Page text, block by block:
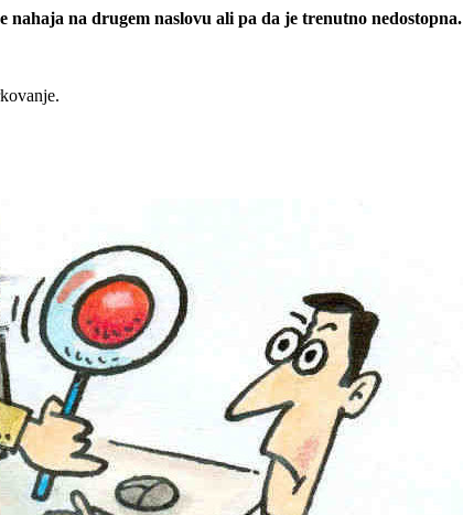
na drugem naslovu ali pa da je trenutno nedostopna.